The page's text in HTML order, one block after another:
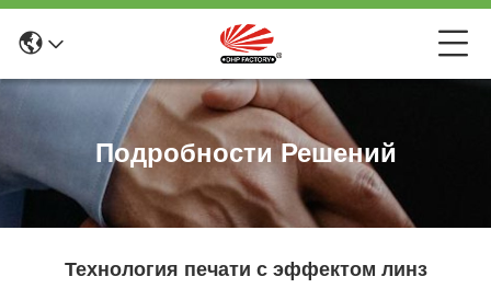
Подробности Решений
Технология печати с эффектом линз